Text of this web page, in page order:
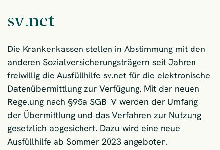
sv.net
Die Krankenkassen stellen in Abstimmung mit den
anderen Sozialversicherungsträgern seit Jahren
freiwillig die Ausfüllhilfe sv.net für die elektronische
Datenübermittlung zur Verfügung. Mit der neuen
Regelung nach §95a SGB IV werden der Umfang
der Übermittlung und das Verfahren zur Nutzung
gesetzlich abgesichert. Dazu wird eine neue
Ausfüllhilfe ab Sommer 2023 angeboten.